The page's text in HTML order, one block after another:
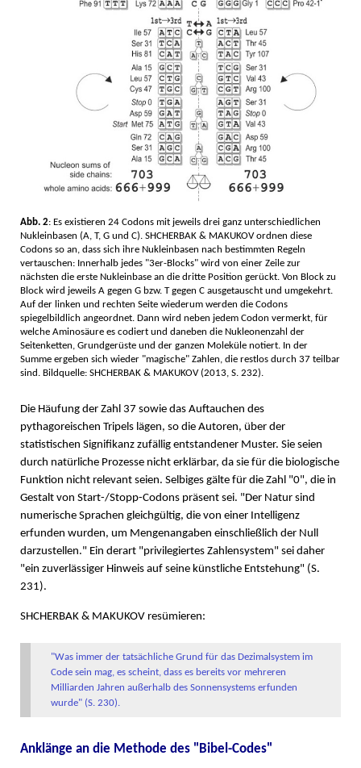
Abb. 2: Es existieren 24 Codons mit jeweils drei ganz unterschiedlichen
Nukleinbasen (A, T, G und C). SHCHERBAK & MAKUKOV ordnen diese
Codons so an, dass sich ihre Nukleinbasen nach bestimmten Regeln
vertauschen: Innerhalb jedes "3er-Blocks" wird von einer Zeile zur
nächsten die erste Nukleinbase an die dritte Position gerückt. Von Block zu
Block wird jeweils A gegen G bzw. T gegen C ausgetauscht und umgekehrt.
Auf der linken und rechten Seite wiederum werden die Codons
spiegelbildlich angeordnet. Dann wird neben jedem Codon vermerkt, für
welche Aminosäure es codiert und daneben die Nukleonenzahl der
Seitenketten, Grundgerüste und der ganzen Moleküle notiert. In der
Summe ergeben sich wieder "magische" Zahlen, die restlos durch 37 teilbar
sind. Bildquelle: SHCHERBAK & MAKUKOV (2013, S. 232).
Die Häufung der Zahl 37 sowie das Auftauchen des
pythagoreischen Tripels lägen, so die Autoren, über der
statistischen Signifikanz zufällig entstandener Muster. Sie seien
durch natürliche Prozesse nicht erklärbar, da sie für die biologische
Funktion nicht relevant seien. Selbiges gälte für die Zahl "0", die in
Gestalt von Start-/Stopp-Codons präsent sei. "Der Natur sind
numerische Sprachen gleichgültig, die von einer Intelligenz
erfunden wurden, um Mengenangaben einschließlich der Null
darzustellen." Ein derart "privilegiertes Zahlensystem" sei daher
"ein zuverlässiger Hinweis auf seine künstliche Entstehung" (S.
231).
SHCHERBAK & MAKUKOV resümieren:
"Was immer der tatsächliche Grund für das Dezimalsystem im
Code sein mag, es scheint, dass es bereits vor mehreren
Milliarden Jahren außerhalb des Sonnensystems erfunden
wurde" (S. 230).
Anklänge an die Methode des "Bibel-Codes"